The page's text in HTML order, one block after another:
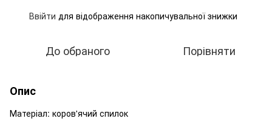
Ввійти для відображення накопичувальної знижки
До обраного Порівняти
Опис
Матеріал: коров'ячий спилок